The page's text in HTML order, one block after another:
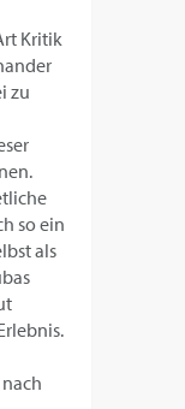
Kritik
zu
so ein
als